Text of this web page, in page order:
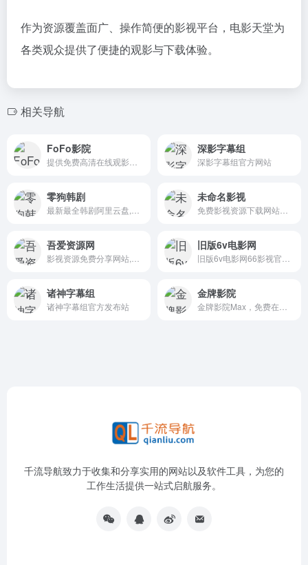
作为资源覆盖面广、操作简便的影视平台，电影天堂为
各类观众提供了便捷的观影与下载体验。
相关导航
FoFo影院 深影字幕组
深影字幕组官方网站
零狗韩剧 未命名影视
吾爱资源网 旧版6v电影网
诸神字幕组
诸神字幕组官方发布站
金牌影院
千流导航致力于收集和分享实用的网站以及软件工具，为您的
工作生活提供一站式启航服务。